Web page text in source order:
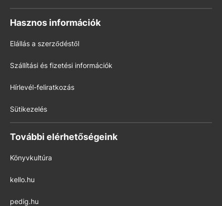
Hasznos információk
Elállás a szerződéstől
Szállítási és fizetési információk
Hírlevél-feliratkozás
Sütikezelés
További elérhetőségeink
Könyvkultúra
kello.hu
pedig.hu